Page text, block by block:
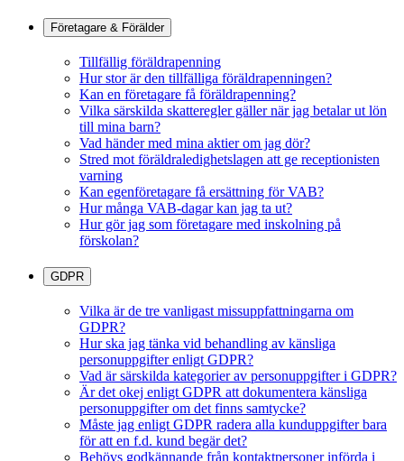
Företagare & Förälder
Tillfällig föräldrapenning
Hur stor är den tillfälliga föräldrapenningen?
Kan en företagare få föräldrapenning?
Vilka särskilda skatteregler gäller när jag betalar ut lön
till mina barn?
Vad händer med mina aktier om jag dör?
Stred mot föräldraledighetslagen att ge receptionisten
varning
Kan egenföretagare få ersättning för VAB?
Hur många VAB-dagar kan jag ta ut?
Hur gör jag som företagare med inskolning på
förskolan?
GDPR
Vilka är de tre vanligast missuppfattningarna om
GDPR?
Hur ska jag tänka vid behandling av känsliga
personuppgifter enligt GDPR?
Vad är särskilda kategorier av personuppgifter i GDPR?
Är det okej enligt GDPR att dokumentera känsliga
personuppgifter om det finns samtycke?
Måste jag enligt GDPR radera alla kunduppgifter bara
för att en f.d. kund begär det?
Behövs godkännande från kontaktpersoner införda i